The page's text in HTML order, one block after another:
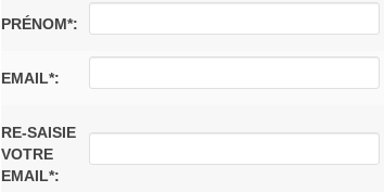
PRÉNOM*:
EMAIL*:
RE-SAISIE
VOTRE
EMAIL*: